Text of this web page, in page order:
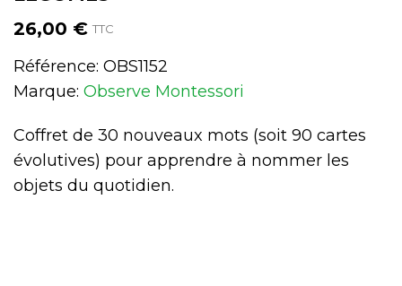
26,00 € TTC
Référence: OBS1152
Marque: Observe Montessori
Coffret de 30 nouveaux mots (soit 90 cartes
évolutives) pour apprendre à nommer les
objets du quotidien.